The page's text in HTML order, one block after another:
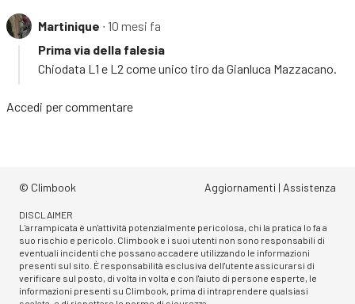
Martinique ∙ 10 mesi fa
Prima via della falesia
Chiodata L1 e L2 come unico tiro da Gianluca Mazzacano.
Accedi per commentare
© Climbook Aggiornamenti | Assistenza
DISCLAIMER
L'arrampicata è un'attività potenzialmente pericolosa, chi la pratica lo fa a
suo rischio e pericolo. Climbook e i suoi utenti non sono responsabili di
eventuali incidenti che possano accadere utilizzando le informazioni
presenti sul sito. È responsabilità esclusiva dell'utente assicurarsi di
verificare sul posto, di volta in volta e con l'aiuto di persone esperte, le
informazioni presenti su Climbook, prima di intraprendere qualsiasi